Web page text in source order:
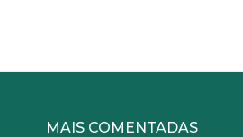
MAIS COMENTADAS